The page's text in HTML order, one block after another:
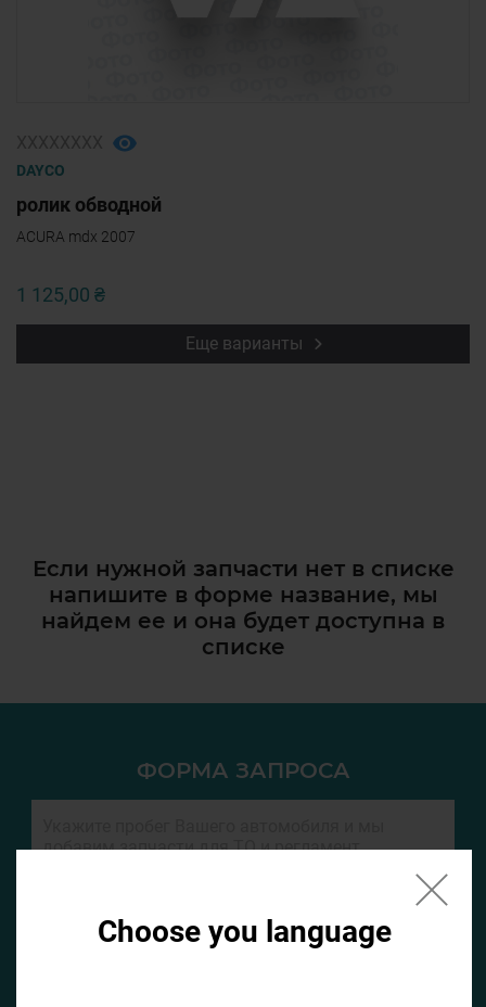
Choose you language
DAYCO
ролик обводной
ACURA mdx 2007
1 125,00 ₴
Еще варианты
Если нужной запчасти нет в списке
напишите в форме название, мы
найдем ее и она будет доступна в
списке
ФОРМА ЗАПРОСА